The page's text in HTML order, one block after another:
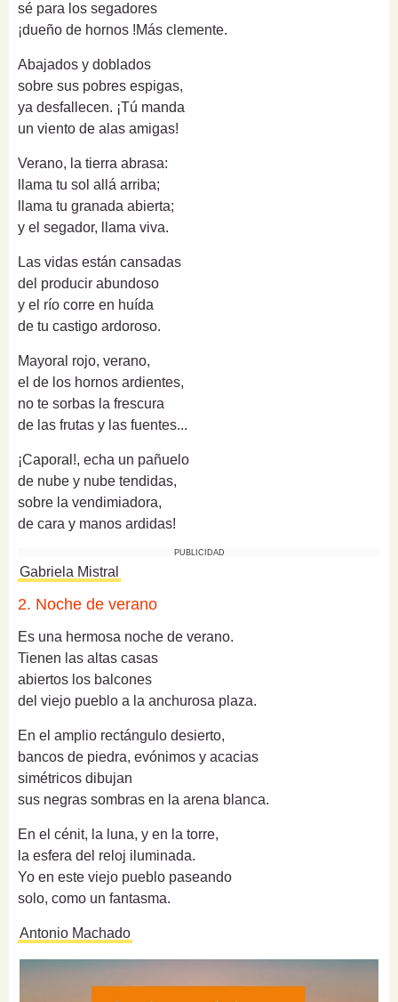
sé para los segadores
¡dueño de hornos !Más clemente.
Abajados y doblados
sobre sus pobres espigas,
ya desfallecen. ¡Tú manda
un viento de alas amigas!
Verano, la tierra abrasa:
llama tu sol allá arriba;
llama tu granada abierta;
y el segador, llama viva.
Las vidas están cansadas
del producir abundoso
y el río corre en huída
de tu castigo ardoroso.
Mayoral rojo, verano,
el de los hornos ardientes,
no te sorbas la frescura
de las frutas y las fuentes...
¡Caporal!, echa un pañuelo
de nube y nube tendidas,
sobre la vendimiadora,
de cara y manos ardidas!
PUBLICIDAD
Gabriela Mistral
2. Noche de verano
Es una hermosa noche de verano.
Tienen las altas casas
abiertos los balcones
del viejo pueblo a la anchurosa plaza.
En el amplio rectángulo desierto,
bancos de piedra, evónimos y acacias
simétricos dibujan
sus negras sombras en la arena blanca.
En el cénit, la luna, y en la torre,
la esfera del reloj iluminada.
Yo en este viejo pueblo paseando
solo, como un fantasma.
Antonio Machado